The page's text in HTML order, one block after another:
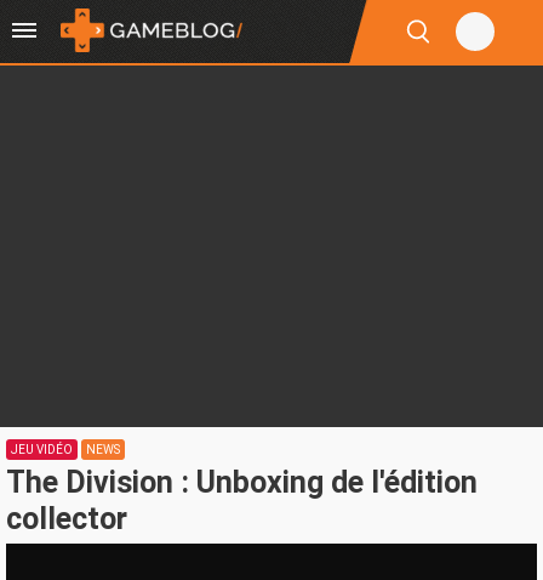
JEU VIDÉO NEWS
The Division : Unboxing de l'édition
collector